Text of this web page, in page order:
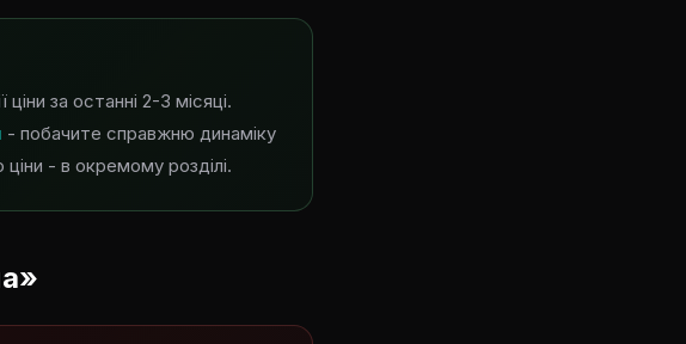
за останні 2-3 місяці.
- побачите справжню динаміку
- в окремому розділі.